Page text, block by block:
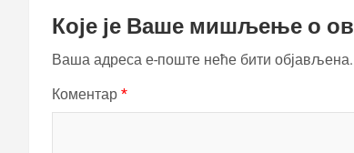
Које је Ваше мишљење о
Ваша адреса е-поште неће бити објављена.
Коментар *